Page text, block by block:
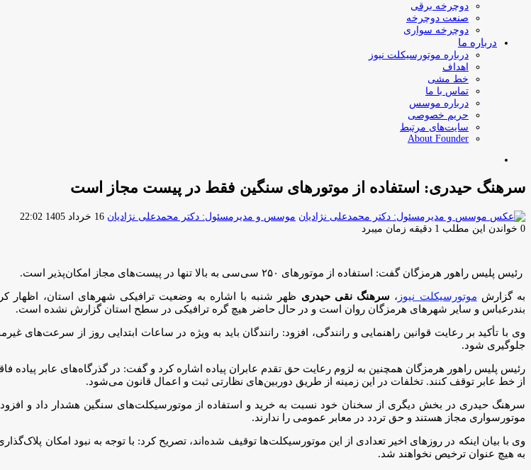
دوچرخه برقی
صنعت دوچرخه
دوچرخه سواری
درباره ما
درباره موتورسیکلت نیوز
اهداف
خط مشی
تماس با ما
درباره موسس
حریم خصوصی
سایت‌های مرتبط
About Founder
سرهنگ حیدری: استفاده از موتورهای سنگین فقط در پیست مجاز است
موسس و مدیرمسئول: دکتر محمدعلی نژادیان ارسال
16 خرداد 1405 22:02
0 خواندن این مطلب 1 دقیقه زمان میبرد
رئیس پلیس راهور هرمزگان گفت: استفاده از موتورهای ۲۵۰ سی‌سی به بالا تنها در پیست‌های مجاز امکان‌پذیر است.
به گزارش موتورسیکلت نیوز ، سرهنگ نقی حیدری ظهر شنبه با اشاره به وضعیت ترافیکی شهرهای استان، اظهار
بندرعباس و سایر شهرهای هرمزگان روان است و در حال حاضر هیچ گره ترافیکی در سطح استان گزارش نشده است.
وی با تأکید بر رعایت قوانین راهنمایی و رانندگی، افزود: رانندگان باید به ویژه در ساعات ابتدایی روز از سرعت‌های
جلوگیری شود.
رئیس پلیس راهور هرمزگان همچنین به لزوم رعایت حق تقدم عابران پیاده اشاره کرد و گفت: در گذرگاه‌های عابر پیاده
از خط عابر توقف کنند. تخلفات در این زمینه از طریق دوربین‌های نظارتی ثبت و اعمال قانون می‌شود.
موتورسواری مجاز هستند و حق تردد در معابر عمومی را ندارند.
وی با بیان اینکه در روزهای اخیر تعدادی از این موتورسیکلت‌ها توقیف شده‌اند، تصریح کرد: با توجه به نبود امکان
به هیچ عنوان ترخیص نخواهند شد.